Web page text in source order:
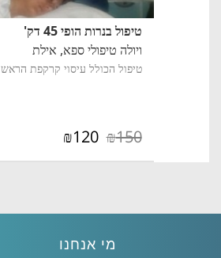
טיפול בנרות הופי 45 דק'
ויולה טיפולי ספא, אילת
טיפול הכולל עיסוי קרקפת הראש
₪150
₪120
מי אנחנו